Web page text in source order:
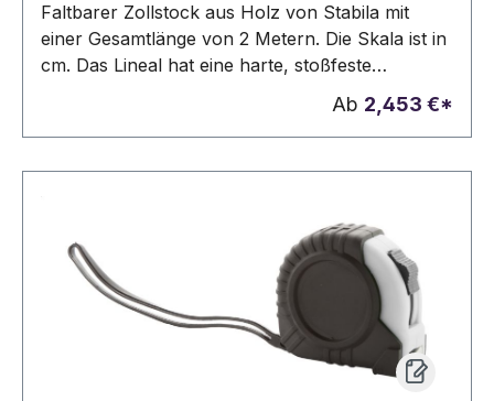
Faltbarer Zollstock aus Holz von Stabila mit
einer Gesamtlänge von 2 Metern. Die Skala ist in
cm. Das Lineal hat eine harte, stoßfeste
Beschichtung. Verfügt über ein eingebautes
Winkelschema und eine Linealfunktion.
Genauigkeitsklasse 3.
Ab 2,453 €*